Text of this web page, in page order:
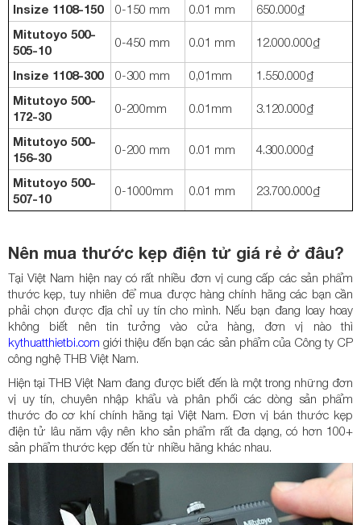
Insize 1108-150 0-150 mm 0.01 mm
650.000₫
Mitutoyo 500-
505-10
0-450 mm 0.01 mm 12.000.000₫
Insize 1108-300 0-300 mm 0,01mm
1.550.000₫
Mitutoyo 500-
172-30
0-200mm 0.01mm 3.120.000₫
Mitutoyo 500-
156-30
0-200 mm 0.01 mm 4.300.000₫
Mitutoyo 500-
507-10
0-1000mm 0.01 mm 23.700.000₫
Nên mua thước kẹp điện tử giá rẻ ở đâu?
Tại Việt Nam hiện nay có rất nhiều đơn vị cung cấp các sản phẩm
thước kẹp, tuy nhiên để mua được hàng chính hãng các bạn cần
phải chọn được địa chỉ uy tín cho mình. Nếu bạn đang loay hoay
không biết nên tin tưởng vào cửa hàng, đơn vị nào thì
kythuatthietbi.com giới thiệu đến bạn các sản phẩm của Công ty CP
công nghệ THB Việt Nam.
Hiện tại THB Việt Nam đang được biết đến là một trong những đơn
vị uy tín, chuyên nhập khẩu và phân phối các dòng sản phẩm
thước đo cơ khí chính hãng tại Việt Nam. Đơn vị bán thước kẹp
điện tử lâu năm vậy nên kho sản phẩm rất đa dạng,có hơn 100+
sản phẩm thước kẹp đến từ nhiều hãng khác nhau.